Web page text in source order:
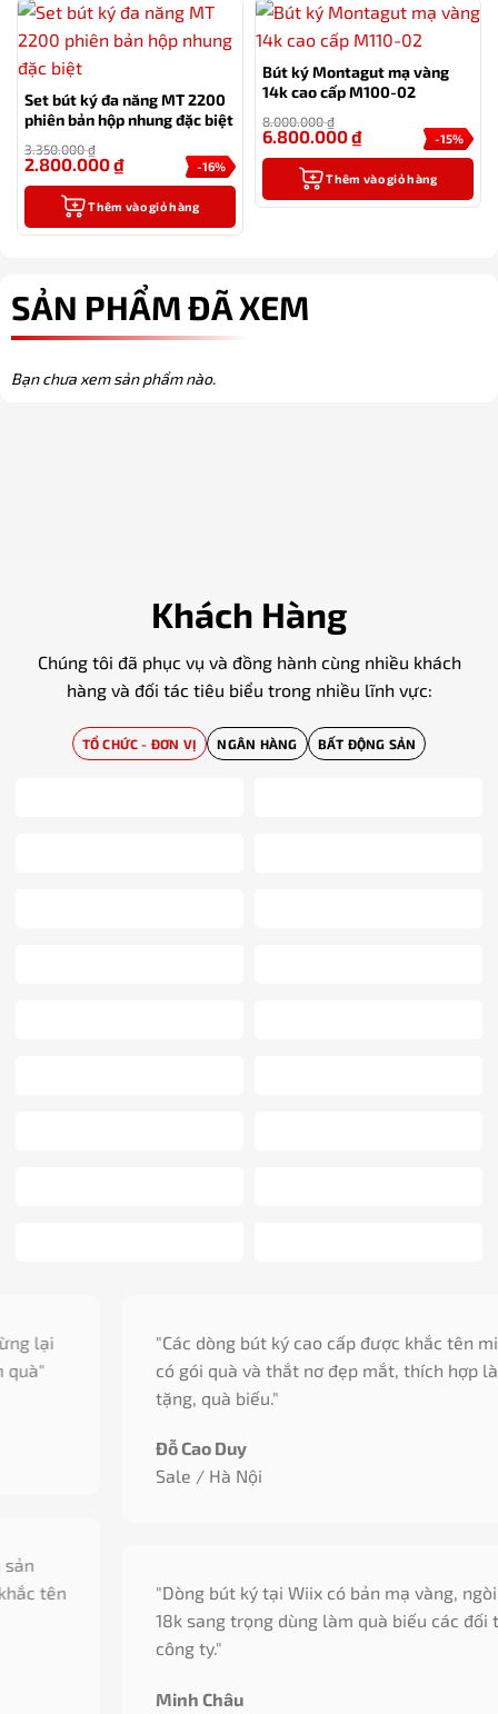
Set bút ký đa năng MT 2200
phiên bản hộp nhung đặc biệt
3.350.000₫
-16%
2.800.000₫
Thêm vào giỏ hàng
Bút ký Montagut mạ vàng
14k cao cấp M100-02
8.000.000₫
-15%
6.800.000₫
Thêm vào giỏ hàng
SẢN PHẨM ĐÃ XEM
Bạn chưa xem sản phẩm nào.
Khách Hàng
Chúng tôi đã phục vụ và đồng hành cùng nhiều khách
hàng và đối tác tiêu biểu trong nhiều lĩnh vực:
TỔ CHỨC - ĐƠN VỊ NGÂN HÀNG BẤT ĐỘNG SẢN
"Các dòng bút ký cao cấp được khắc tên miễn phí,
có gói quà và thắt nơ đẹp mắt, thích hợp làm quà
tặng, quà biếu."
"Dòng bút ký tại Wiix có bản mạ vàng, ngòi vàng
18k sang trọng dùng làm quà biếu các đối tác của